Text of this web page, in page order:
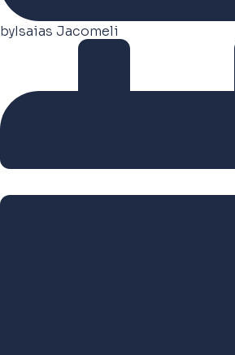
byIsaias Jacomeli